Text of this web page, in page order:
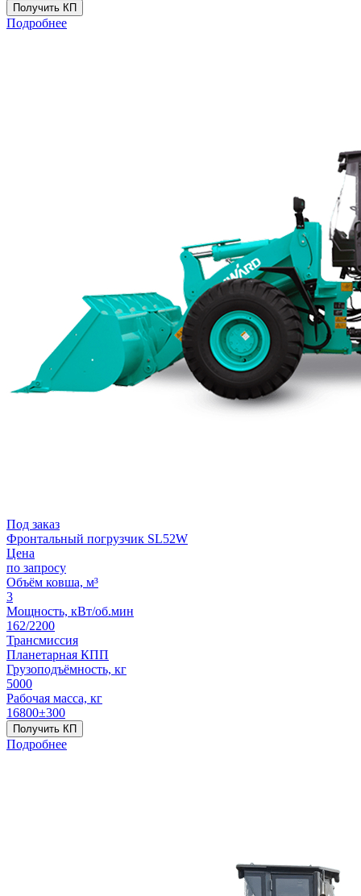
Получить КП
Подробнее
Под заказ
Фронтальный погрузчик SL52W
Цена
по запросу
Объём ковша, м³
3
Мощность, кВт/об.мин
162/2200
Трансмиссия
Планетарная КПП
Грузоподъёмность, кг
5000
Рабочая масса, кг
16800±300
Получить КП
Подробнее